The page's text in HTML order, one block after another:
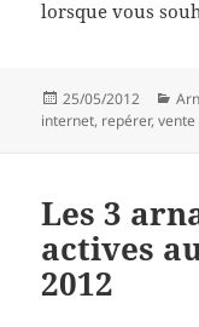
lorsque vous
Publié
le
25/05/2012
internet, repérer,vente
Les 3
actives
2012